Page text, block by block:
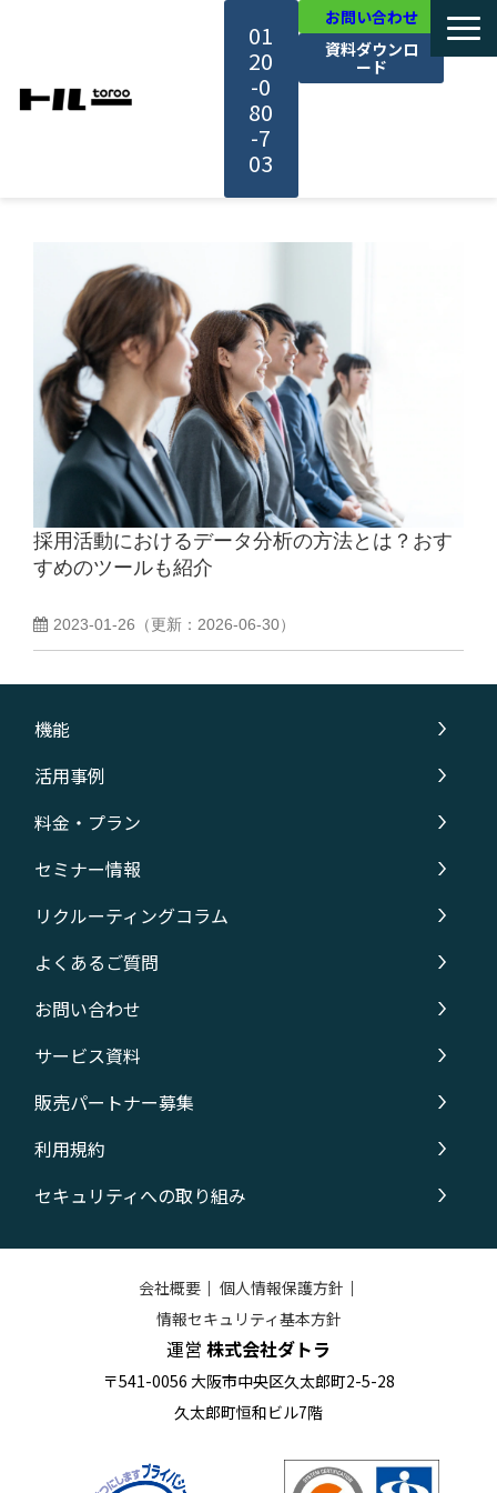
01
20
-0
80
-7
03
お問い合わせ
資料ダウンロ
ード
機能・サービス紹介
活用事例
料金・プラン
セミナー一覧
よくあるご質問
採用活動におけるデータ分析の方法とは？おす
すめのツールも紹介
2023-01-26 （更新： 2026-06-30）
機能
活用事例
料金・プラン
セミナー情報
リクルーティングコラム
よくあるご質問
お問い合わせ
サービス資料
販売パートナー募集
利用規約
セキュリティへの取り組み
会社概要｜ 個人情報保護方針 ｜
情報セキュリティ基本方針
運営 株式会社ダトラ
〒541-0056 大阪市中央区久太郎町2-5-28
久太郎町恒和ビル7階